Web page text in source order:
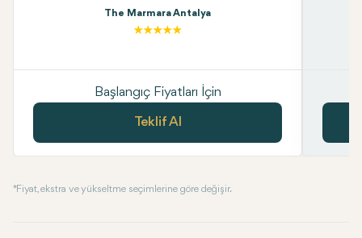
The Marmara Antalya
Başlangıç Fiyatları İçin
Teklif Al
* Fiyat, ekstra ve yükseltme seçimlerine göre değişir.